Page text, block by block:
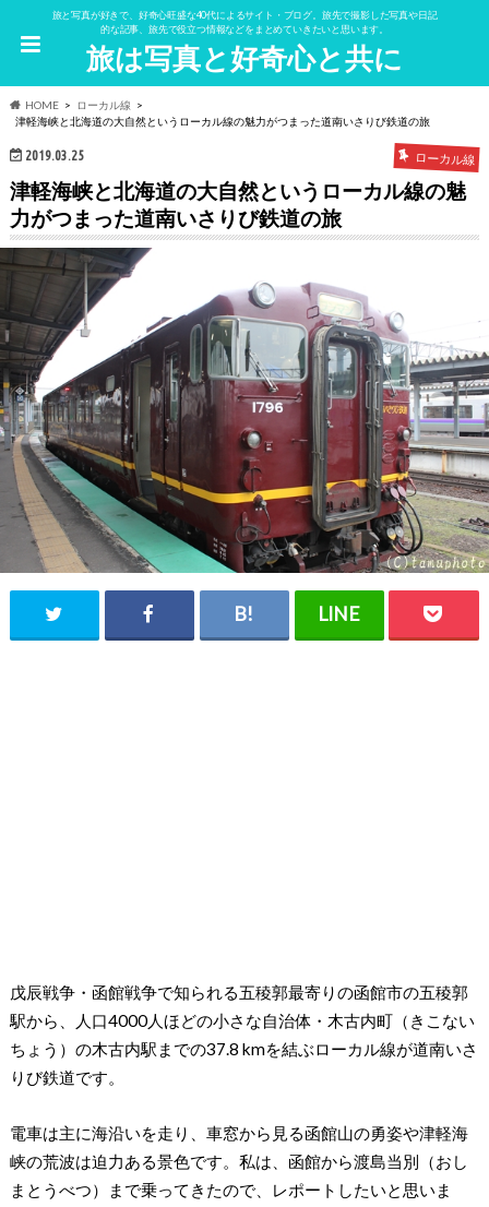
旅と写真が好きで、好奇心旺盛な40代によるサイト・ブログ。旅先で撮影した写真や日記
的な記事、旅先で役立つ情報などをまとめていきたいと思います。
旅は写真と好奇心と共に
HOME
ローカル線
津軽海峡と北海道の大自然というローカル線の魅力がつまった道南いさりび鉄道の旅
2019.03.25 ローカル線
津軽海峡と北海道の大自然というローカル線の魅
力がつまった道南いさりび鉄道の旅
戊辰戦争・函館戦争で知られる五稜郭最寄りの函館市の五稜郭
駅から、人口4000人ほどの小さな自治体・木古内町（きこない
ちょう）の木古内駅までの37.8 kmを結ぶローカル線が道南いさ
りび鉄道です。
電車は主に海沿いを走り、車窓から見る函館山の勇姿や津軽海
峡の荒波は迫力ある景色です。私は、函館から渡島当別（おし
まとうべつ）まで乗ってきたので、レポートしたいと思いま